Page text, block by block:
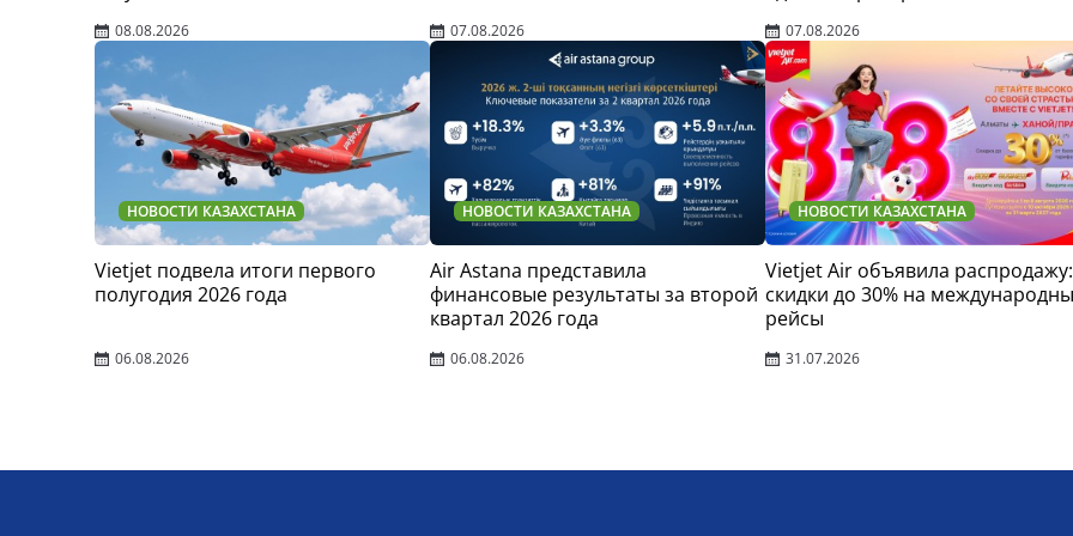
08.08.2026 07.08.2026 07.08.2026
НОВОСТИ КАЗАХСТАНА
Vietjet подвела итоги первого
полугодия 2026 года
06.08.2026
НОВОСТИ КАЗАХСТАНА
Air Astana представила
финансовые результаты за второй
квартал 2026 года
06.08.2026
НОВОСТИ КАЗАХСТАНА
Vietjet Air объявила распродажу:
скидки до 30% на
рейсы
31.07.2026